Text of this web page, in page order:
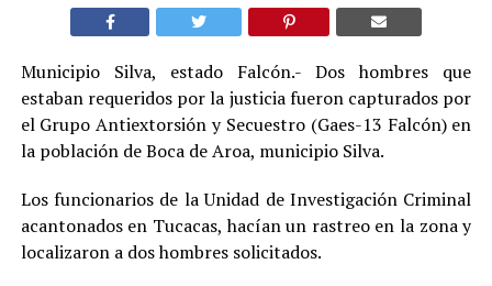
Municipio Silva, estado Falcón.- Dos hombres que
estaban requeridos por la justicia fueron capturados por
el Grupo Antiextorsión y Secuestro (Gaes-13 Falcón) en
la población de Boca de Aroa, municipio Silva.
Los funcionarios de la Unidad de Investigación Criminal
acantonados en Tucacas, hacían un rastreo en la zona y
localizaron a dos hombres solicitados.